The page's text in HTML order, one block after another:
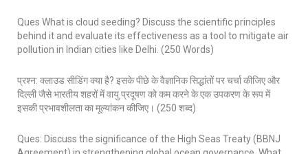
Ques What is cloud seeding? Discuss the scientific principles
behind it and evaluate its effectiveness as a tool to mitigate air
pollution in Indian cities like Delhi. (250 Words)
प्रश्न: क्लाउड सीडिंग क्या है? इसके पीछे के वैज्ञानिक सिद्धांतों पर चर्चा कीजिए और
दिल्ली जैसे भारतीय शहरों में वायु प्रदूषण को कम करने के एक उपकरण के रूप में
इसकी प्रभावशीलता का मूल्यांकन कीजिए। (250 शब्द)
Ques: Discuss the significance of the High Seas Treaty (BBNJ